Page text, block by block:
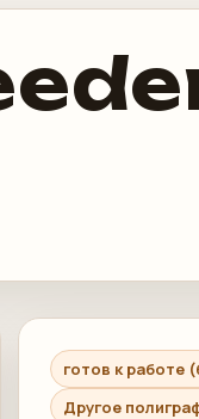
готов к работе
Другое